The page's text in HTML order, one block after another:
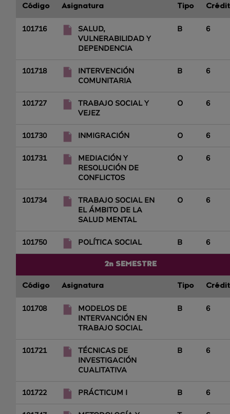
Código Asignatura Tipo
101716
SALUD,
VULNERABILIDAD Y
DEPENDENCIA
B 6
101718
INTERVENCIÓN
COMUNITARIA
B 6
101727
TRABAJO SOCIAL Y
VEJEZ
O 6
101730 INMIGRACIÓN O 6
101731
MEDIACIÓN Y
RESOLUCIÓN DE
CONFLICTOS
O 6
101734
TRABAJO SOCIAL EN
EL ÁMBITO DE LA
SALUD MENTAL
O 6
101750 POLÍTICA SOCIAL B 6
2n SEMESTRE
Código Asignatura Tipo
101708
MODELOS DE
INTERVANCIÓN EN
TRABAJO SOCIAL
B 6
101721
TÉCNICAS DE
INVESTIGACIÓN
CUALITATIVA
B 6
101722 PRÁCTICUM I B 6